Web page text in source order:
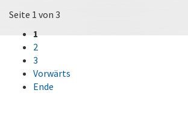
Seite 1 von 3
1
2
3
Vorwärts
Ende